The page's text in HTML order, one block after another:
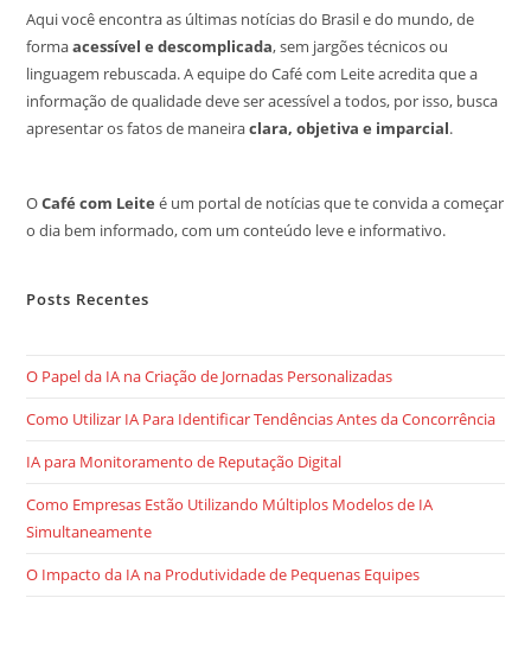
Aqui você encontra as últimas notícias do Brasil e do mundo, de
formaacessível e descomplicada, sem jargões técnicos ou
linguagem rebuscada. A equipe do Café com Leite acredita que a
informação de qualidade deve ser acessível a todos, por isso, busca
apresentar os fatos de maneiraclara, objetiva e imparcial.
OCafé com Leite é um portal de notícias que te convida a começar
o dia bem informado, com um conteúdo leve e informativo.
Posts Recentes
O Papel da IA na Criação de Jornadas Personalizadas
Como Utilizar IA Para Identificar Tendências Antes da Concorrência
IA para Monitoramento de Reputação Digital
Como Empresas Estão Utilizando Múltiplos Modelos de IA
Simultaneamente
O Impacto da IA na Produtividade de Pequenas Equipes